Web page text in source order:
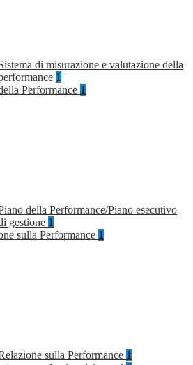
di misurazione e valutazione della
1
Performance 1
della Performance/Piano esecutivo
gestione 1
sulla Performance 1
sulla Performance 1